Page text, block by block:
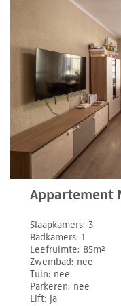
Appartement
Slaapkamers 3
Badkamers 1
Leefruimte 85m²
Zwembad nee
Tuin nee
Parkeren nee
Lift ja